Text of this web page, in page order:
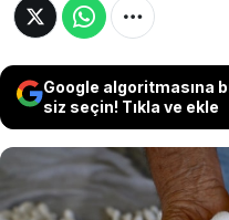
Google algoritmasına
siz seçin! Tıkla ve ekle
Düzce'de